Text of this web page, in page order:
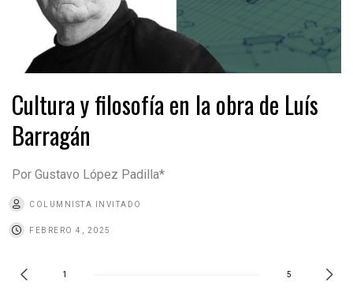
Cultura y filosofía en la obra de Luís
Barragán
Por Gustavo López Padilla*
COLUMNISTA INVITADO
FEBRERO 4, 2025
1 5